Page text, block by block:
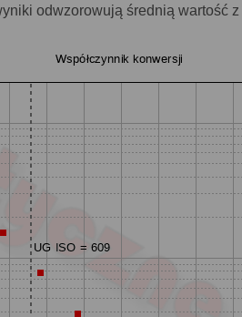
odwzorowują średnią wartość